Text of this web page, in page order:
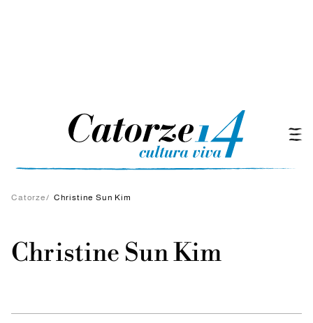
Catorze/ Christine Sun Kim
Christine Sun Kim